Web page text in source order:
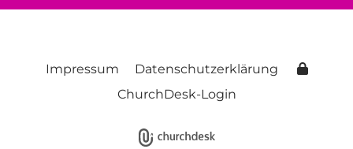
Impressum
Datenschutzerklärung
ChurchDesk-Login